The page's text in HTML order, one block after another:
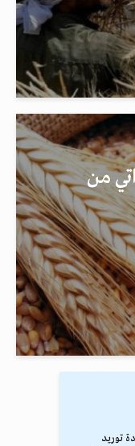
من
توريد